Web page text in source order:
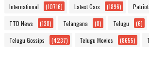
International (10716) Latest Cars (1896)
TTD News (138) Telangana (8) Telugu (6)
Telugu Gossips (4237) Telugu Movies (8655)